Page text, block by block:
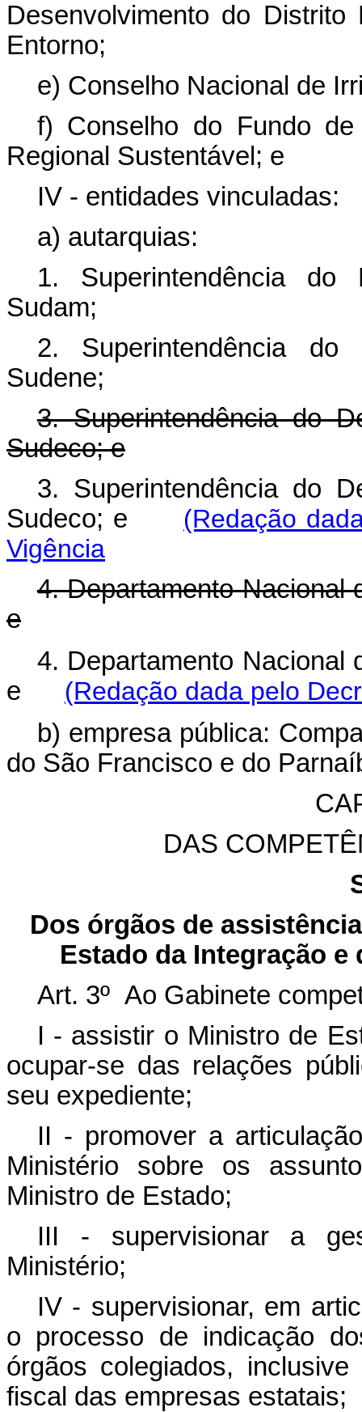
Desenvolvimento do
Entorno;
e) Conselho Nacional de
f) Conselho do Fundo de
Regional Sustentável; e
IV - entidades vinculadas:
a) autarquias:
1. Superintendência do
Sudam;
2. Superintendência do
Sudene;
3. Superintendência do
Sudeco; e
3. Superintendência do
Sudeco; e (Redação
Vigência
4. Departamento Nacional
e
4. Departamento Nacional
e (Redação dada pelo
b) empresa pública:
do São Francisco e do
DAS
Dos órgãos de
Estado da Integração
Art. 3º Ao Gabinete
I - assistir o Ministro de
ocupar-se das relações
seu expediente;
II - promover a
Ministério sobre os
Ministro de Estado;
III - supervisionar a
Ministério;
IV - supervisionar, em
o processo de indicação
órgãos colegiados,
fiscal das empresas estatais;